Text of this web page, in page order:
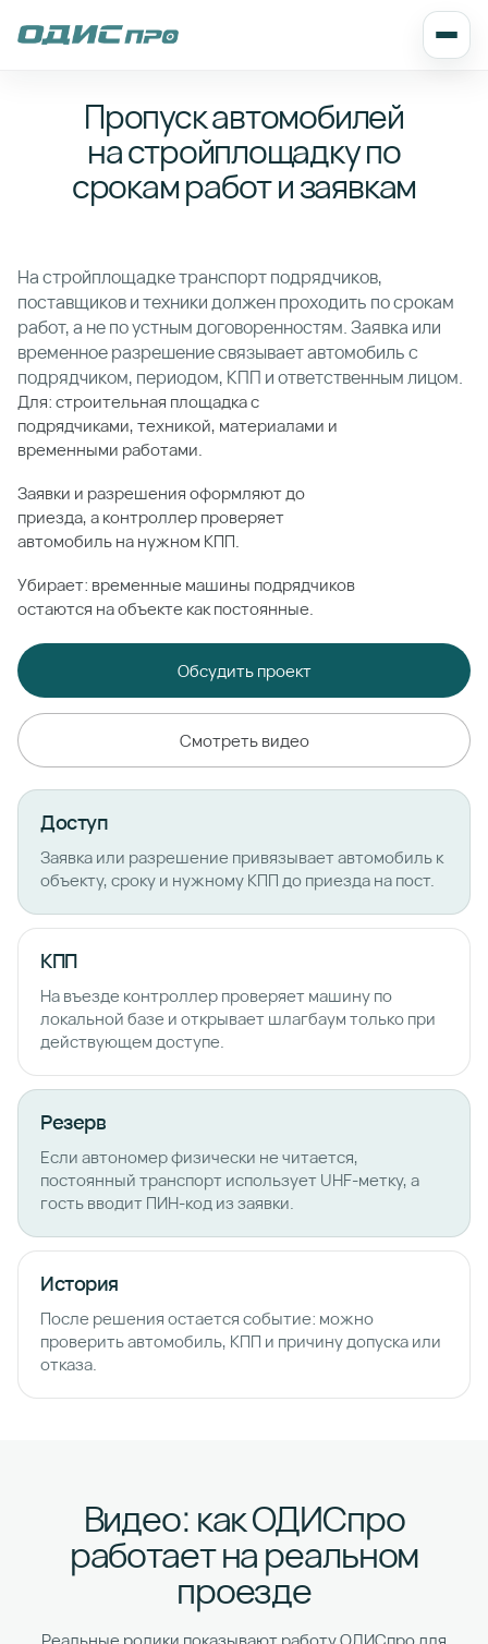
Пропуск автомобилей
на стройплощадку по
срокам работ и заявкам
На стройплощадке транспорт подрядчиков,
поставщиков и техники должен проходить по срокам
работ, а не по устным договоренностям. Заявка или
временное разрешение связывает автомобиль с
подрядчиком, периодом, КПП и ответственным лицом.
Для: строительная площадка с
подрядчиками, техникой, материалами и
временными работами.
Заявки и разрешения оформляют до
приезда, а контроллер проверяет
автомобиль на нужном КПП.
Убирает: временные машины подрядчиков
остаются на объекте как постоянные.
Обсудить проект
Смотреть видео
Доступ
Заявка или разрешение привязывает автомобиль к
объекту, сроку и нужному КПП до приезда на пост.
КПП
На въезде контроллер проверяет машину по
локальной базе и открывает шлагбаум только при
действующем доступе.
Резерв
Если автономер физически не читается,
постоянный транспорт использует UHF-метку, а
гость вводит ПИН-код из заявки.
История
После решения остается событие: можно
проверить автомобиль, КПП и причину допуска или
отказа.
Видео: как ОДИСпро
работает на реальном
проезде